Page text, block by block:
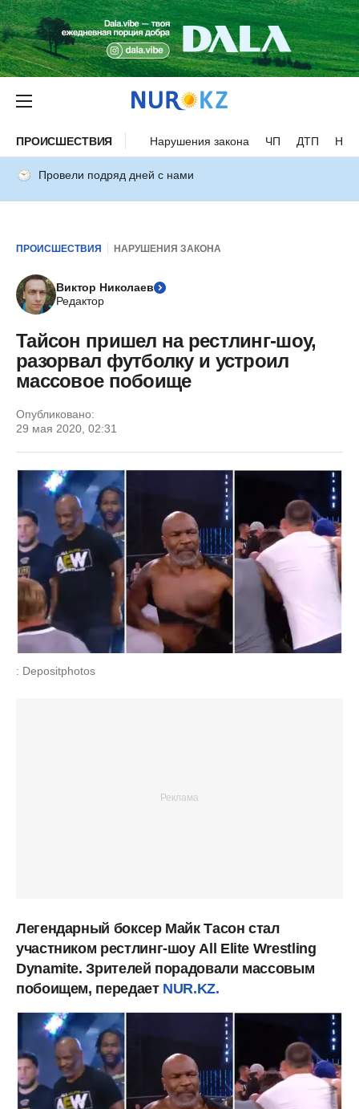
ПРОИСШЕСТВИЯ Нарушения закона ЧП ДТП
Провели подряд дней с нами
ПРОИСШЕСТВИЯ НАРУШЕНИЯ ЗАКОНА
Виктор Николаев
Редактор
Тайсон пришел на рестлинг-шоу,
разорвал футболку и устроил
массовое побоище
Опубликовано:
29 мая 2020, 02:31
: Depositphotos
Легендарный боксер Майк Тасон стал
участником рестлинг-шоу All Elite Wrestling
Dynamite. Зрителей порадовали массовым
побоищем, передает NUR.KZ.